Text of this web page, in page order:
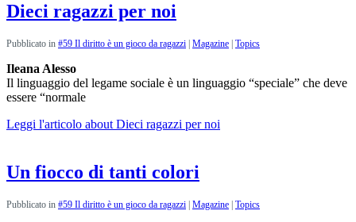
Dieci ragazzi per noi
Pubblicato in #59 Il diritto è un gioco da ragazzi Magazine Topics
Ileana Alesso
Il linguaggio del legame sociale è un linguaggio “speciale” che deve
essere “normale
Leggi l'articolo about Dieci ragazzi per noi
Un fiocco di tanti colori
Pubblicato in #59 Il diritto è un gioco da ragazzi Magazine Topics